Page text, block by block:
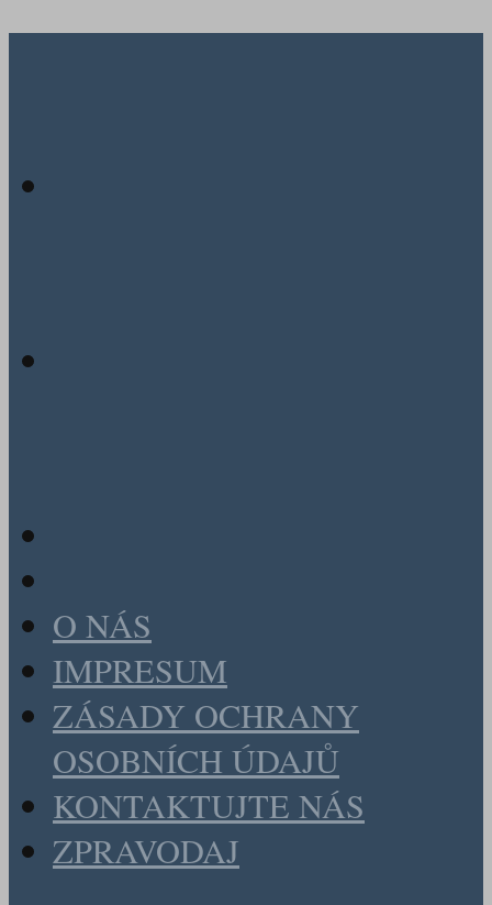
O NÁS
IMPRESUM
ZÁSADY OCHRANY
OSOBNÍCH ÚDAJŮ
KONTAKTUJTE NÁS
ZPRAVODAJ